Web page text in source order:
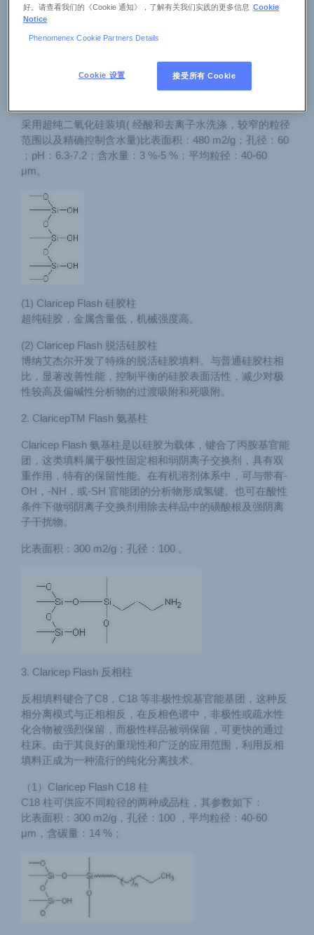
Claricep Flash 正相硅胶具有SiO4 四面体结构，活性的亲
水表面。水分子与裸露的表面通过氢键作用，形成酸性的
硅胶。多孔性质和硅醇功能基团使硅胶成为一种经济的色
更弱的流动相。
采用超纯二氧化硅装填( 经酸和去离子水洗涤，较窄的粒径
范围以及精确控制含水量)比表面积：480 m2/g；孔径：60
；pH：6.3-7.2；含水量：3 %-5 %；平均粒径：40-60
μm。
(1) Claricep Flash 硅胶柱
超纯硅胶，金属含量低，机械强度高。
(2) Claricep Flash 脱活硅胶柱
博纳艾杰尔开发了特殊的脱活硅胶填料。与普通硅胶柱相
比，显著改善性能，控制平衡的硅胶表面活性，减少对极
性较高及偏碱性分析物的过渡吸附和死吸附。
2. ClaricepTM Flash 氨基柱
Claricep Flash 氨基柱是以硅胶为载体，键合了丙胺基官能
团，这类填料属于极性固定相和弱阴离子交换剂，具有双
重作用，特有的保留性能。在有机溶剂体系中，可与带有-
OH，-NH，或-SH 官能团的分析物形成氢键。也可在酸性
条件下做弱阴离子交换剂用除去样品中的磺酸根及强阴离
子干扰物。
比表面积：300 m2/g；孔径：100 。
3. Claricep Flash 反相柱
反相填料键合了C8，C18 等非极性烷基官能基团，这种反
相分离模式与正相相反，在反相色谱中，非极性或疏水性
化合物被强烈保留，而极性样品被弱保留，可更快的通过
柱床。由于其良好的重现性和广泛的应用范围，利用反相
填料正成为一种流行的纯化分离技术。
（1）Claricep Flash C18 柱
C18 柱可供应不同粒径的两种成品柱，其参数如下：
比表面积：300 m2/g，孔径：100 ，平均粒径：40-60
μm，含碳量：14 %；
好。请查看我们的《Cookie 通知》，了解有关我们实践的更多信息
Cookie
Notice
Phenomenex Cookie Partners Details
Cookie 设置 接受所有 Cookie